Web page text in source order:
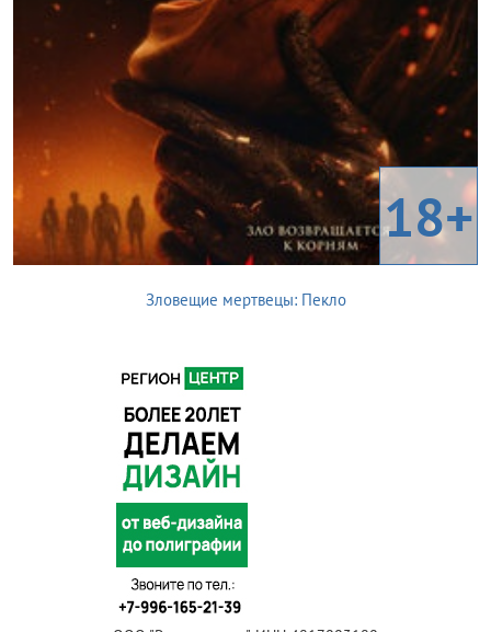
18+
Зловещие мертвецы: Пекло